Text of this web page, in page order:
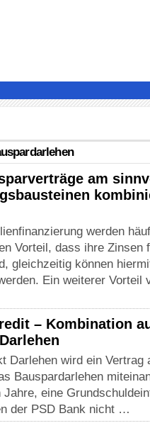
am
werden
Vorteil, dass ihre Zinsen
gleichzeitig können
Ein weiterer Vorteil
– Kombination
Darlehen wird ein Vertrag
Bauspardarlehen
eine
der PSD Bank nicht …